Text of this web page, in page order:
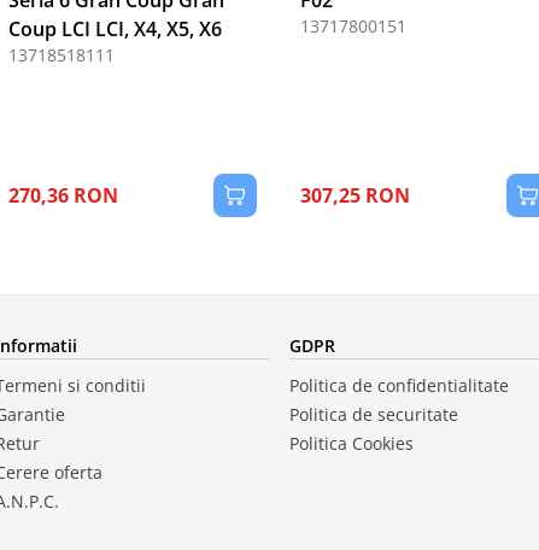
Coup LCI LCI, X4, X5, X6
13718518111
270,36 RON
13717800151
307,25 RON
si conditii
oferta
GDPR
Politica de confidentialitate
Politica de securitate
Politica Cookies